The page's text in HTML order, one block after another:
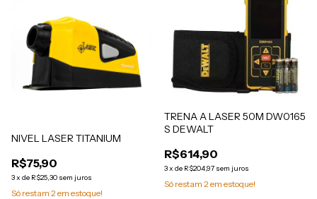
NIVEL LASER TITANIUM
R$75,90
3x de R$25,30 sem juros
Só restam 2 em estoque!
TRENA A LASER 50M DW0165
S DEWALT
R$614,90
3x de R$204,97 sem juros
Só restam 2em estoque!